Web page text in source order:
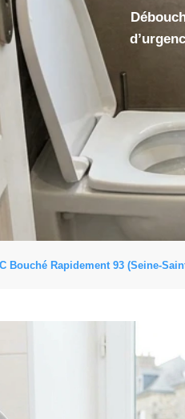
Bouché Rapidement 93 (Seine-